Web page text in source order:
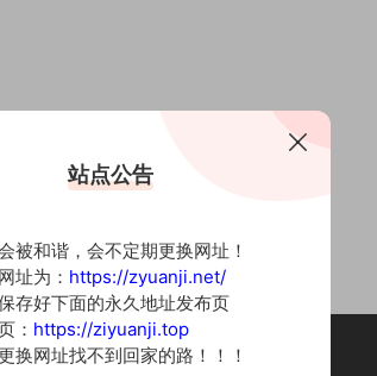
站点公告
被和谐，会不定期更换网址！
址为： https://zyuanji.net/
存好下面的永久地址发布页
： https://ziyuanji.top
换网址找不到回家的路！！！